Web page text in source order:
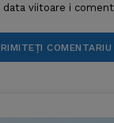
viitoare i